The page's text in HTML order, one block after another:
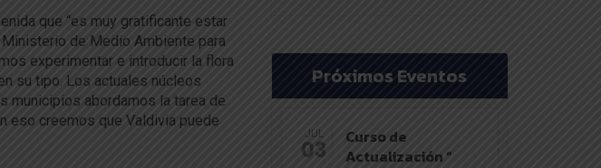
que “es muy gratificante estar
de Medio Ambiente para
experimentar e introducir la flora
su tipo. Los actuales núcleos
municipios abordamos la tarea de
eso creemos que Valdivia puede
Próximos Eventos
JUL
03
Curso de
Actualización “